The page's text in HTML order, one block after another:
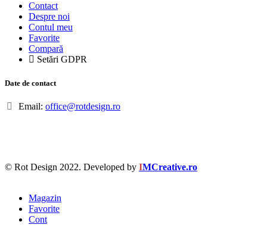
Contact
Despre noi
Contul meu
Favorite
Compară
Setări GDPR
Date de contact
Email: office@rotdesign.ro
© Rot Design 2022. Developed by IMCreative.ro
Magazin
Favorite
Cont